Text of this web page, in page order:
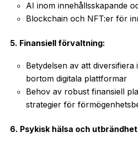
AI inom innehållsskapande
Blockchain och NFT:er för
5. Finansiell förvaltning:
Betydelsen av att diversifiera
bortom digitala plattformar
Behov av robust finansiell
strategier för
6. Psykisk hälsa och